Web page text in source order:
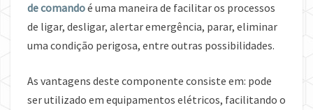
de comandoé uma maneira de facilitar os processos
de ligar, desligar, alertar emergência, parar, eliminar
uma condição perigosa, entre outras possibilidades.
As vantagens deste componente consiste em: pode
ser utilizado em equipamentos elétricos, facilitando o